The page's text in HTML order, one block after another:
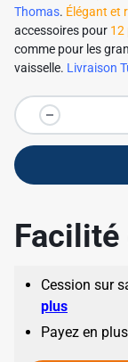
Thomas. Élégant et
accessoires pour 12
comme pour les
vaisselle. Livraison
Facilité
Cession sur
plus
Payez en